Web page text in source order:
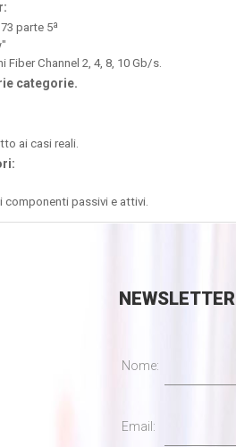
parte 5ª
Channel 2, 4, 8, 10 Gb/s.
categorie.
ai casi reali.
passivi e attivi.
NEWSLETTER
Nome:
Email: